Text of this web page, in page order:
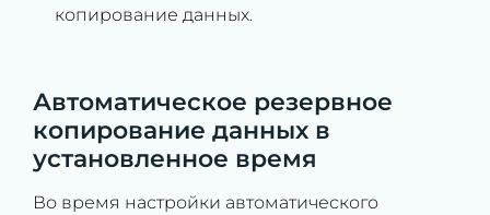
копирование данных.
Автоматическое резервное
копирование данных в
установленное время
Во время настройки автоматического